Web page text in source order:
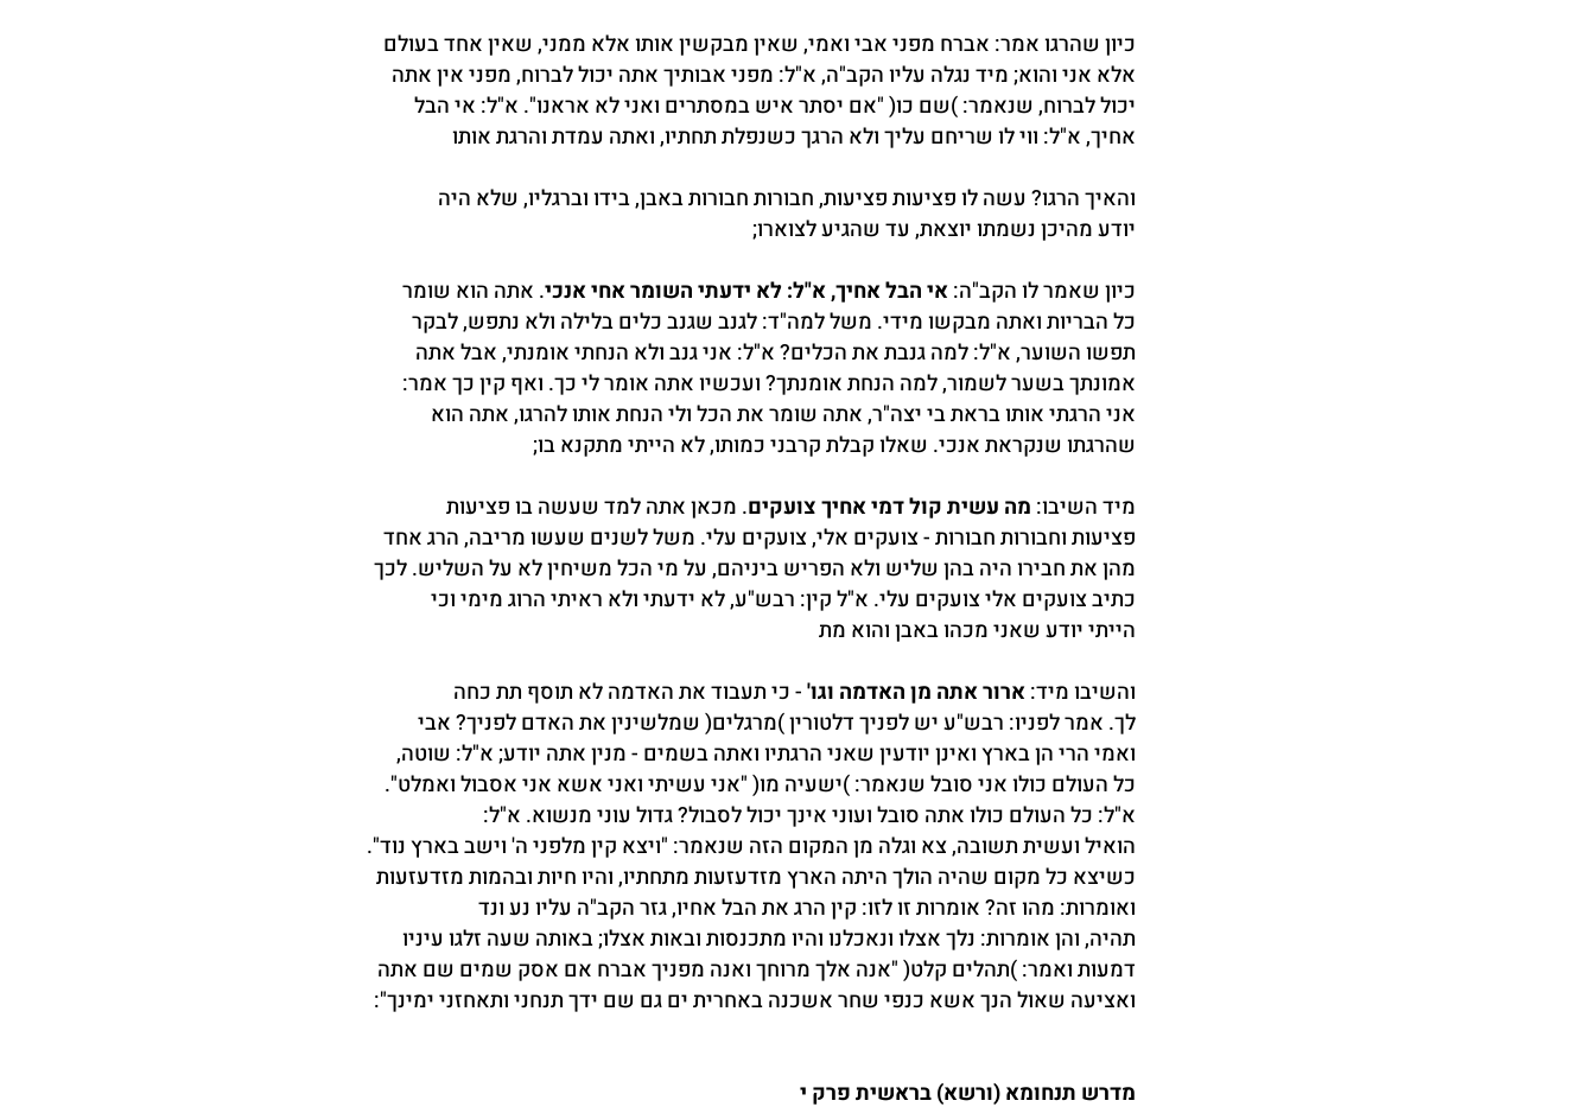
כיון שהרגו אמר: אברח מפני אבי ואמי, שאין מבקשין אותו אלא ממני, שאין אחד בעולם
אלא אני והוא; מיד נגלה עליו הקב"ה, א"ל: מפני אבותיך אתה יכול לברוח, מפני אין אתה
יכול לברוח, שנאמר: )שם כו( "אם יסתר איש במסתרים ואני לא אראנו". א"ל: אי הבל
אחיך, א"ל: ווי לו שריחם עליך ולא הרגך כשנפלת תחתיו, ואתה עמדת והרגת אותו
והאיך הרגו? עשה לו פציעות פציעות, חבורות חבורות באבן, בידו וברגליו, שלא היה
יודע מהיכן נשמתו יוצאת, עד שהגיע לצוארו;
כיון שאמר לו הקב"ה:אי הבל אחיך, א"ל: לא ידעתי השומר אחי אנכי. אתה הוא שומר
כל הבריות ואתה מבקשו מידי. משל למה"ד: לגנב שגנב כלים בלילה ולא נתפש, לבקר
תפשו השוער, א"ל: למה גנבת את הכלים? א"ל: אני גנב ולא הנחתי אומנתי, אבל אתה
אמונתך בשער לשמור, למה הנחת אומנתך? ועכשיו אתה אומר לי כך. ואף קין כך אמר:
אני הרגתי אותו בראת בי יצה"ר, אתה שומר את הכל ולי הנחת אותו להרגו, אתה הוא
שהרגתו שנקראת אנכי. שאלו קבלת קרבני כמותו, לא הייתי מתקנא בו;
מיד השיבו: מה עשית קול דמי אחיך צועקים. מכאן אתה למד שעשה בו פציעות
פציעות וחבורות חבורות - צועקים אלי, צועקים עלי. משל לשנים שעשו מריבה, הרג אחד
מהן את חבירו היה בהן שליש ולא הפריש ביניהם, על מי הכל משיחין לא על השליש. לכך
כתיב צועקים אלי צועקים עלי. א"ל קין: רבש"ע, לא ידעתי ולא ראיתי הרוג מימי וכי
הייתי יודע שאני מכהו באבן והוא מת
והשיבו מיד:ארור אתה מן האדמה וגו'- כי תעבוד את האדמה לא תוסף תת כחה
לך. אמר לפניו: רבש"ע יש לפניך דלטורין )מרגלים( שמלשינין את האדם לפניך? אבי
ואמי הרי הן בארץ ואינן יודעין שאני הרגתיו ואתה בשמים - מנין אתה יודע; א"ל: שוטה,
כל העולם כולו אני סובל שנאמר: )ישעיה מו( "אני עשיתי ואני אשא אני אסבול ואמלט".
א"ל: כל העולם כולו אתה סובל ועוני אינך יכול לסבול? גדול עוני מנשוא. א"ל:
הואיל ועשית תשובה, צא וגלה מן המקום הזה שנאמר: "ויצא קין מלפני ה' וישב בארץ נוד".
כשיצא כל מקום שהיה הולך היתה הארץ מזדעזעות מתחתיו, והיו חיות ובהמות מזדעזעות
ואומרות: מהו זה? אומרות זו לזו: קין הרג את הבל אחיו, גזר הקב"ה עליו נע ונד
תהיה, והן אומרות: נלך אצלו ונאכלנו והיו מתכנסות ובאות אצלו; באותה שעה זלגו עיניו
דמעות ואמר: )תהלים קלט( "אנה אלך מרוחך ואנה מפניך אברח אם אסק שמים שם אתה
ואציעה שאול הנך אשא כנפי שחר אשכנה באחרית ים גם שם ידך תנחני ותאחזני ימינך":
מדרש תנחומא (ורשא) בראשית פרק י